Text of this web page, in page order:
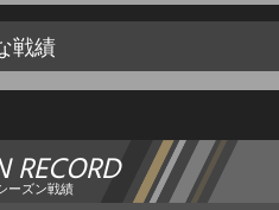
戦績
RECORD
ーズン戦績